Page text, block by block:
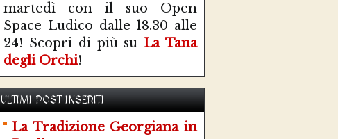
martedì con il suo Open
Space Ludico dalle 18.30 alle
24! Scopri di più su La Tana
degli Orchi!
ULTIMI POST INSERITI
La Tradizione Georgiana in